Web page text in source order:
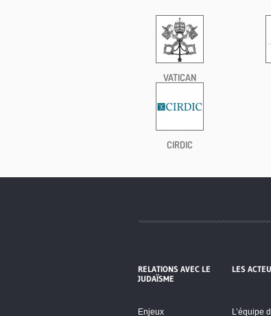
VATICAN
CIRDIC
RELATIONS AVEC LE
JUDAÏSME
Enjeux
LES
L’équipe